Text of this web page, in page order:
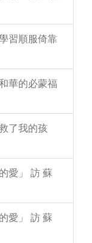
習順服倚靠
華的必蒙福
了我的孩
愛」 訪 蘇
愛」 訪 蘇